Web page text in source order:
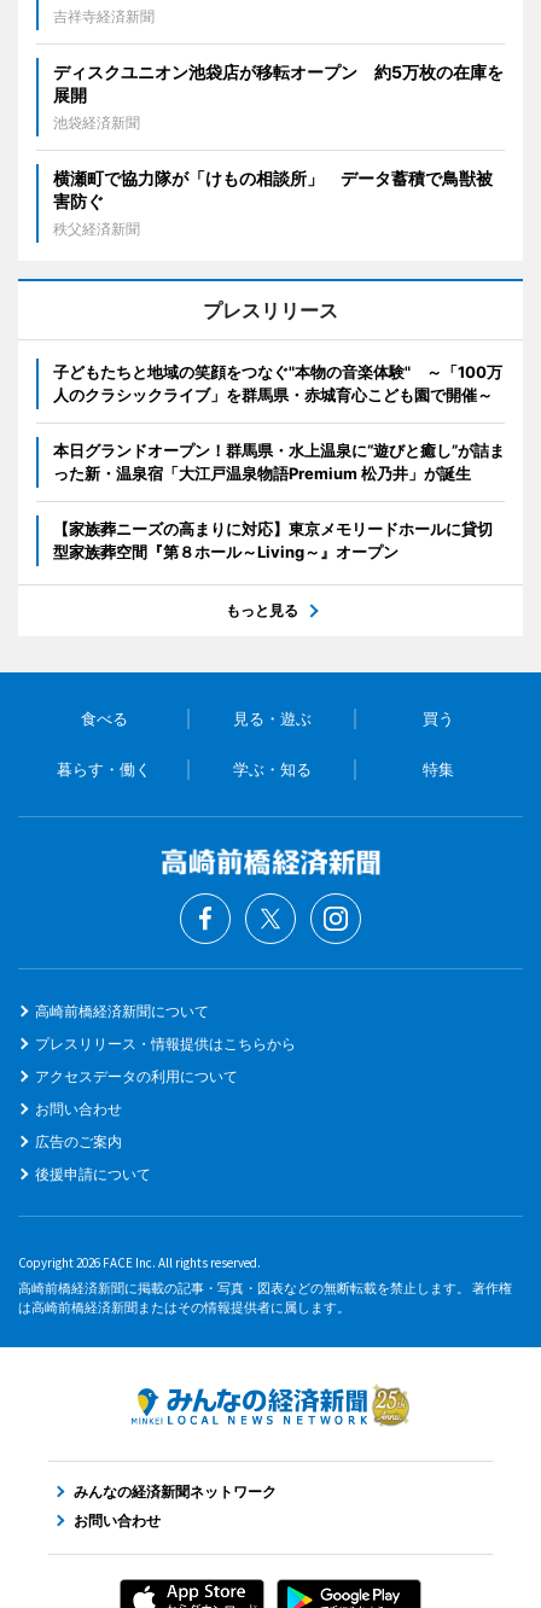
吉祥寺経済新聞
ディスクユニオン池袋店が移転オープン 約5万枚の在庫を
展開
池袋経済新聞
横瀬町で協力隊が「けもの相談所」 データ蓄積で鳥獣被
害防ぐ
秩父経済新聞
プレスリリース
子どもたちと地域の笑顔をつなぐ"本物の音楽体験" ～「100万
人のクラシックライブ」を群馬県・赤城育心こども園で開催～
本日グランドオープン！群馬県・水上温泉に“遊びと癒し”が詰ま
った新・温泉宿「大江戸温泉物語Premium 松乃井」が誕生
【家族葬ニーズの高まりに対応】東京メモリードホールに貸切
型家族葬空間『第８ホール～Living～』オープン
もっと見る
食べる 見る・遊ぶ 買う
暮らす・働く 学ぶ・知る 特集
高崎前橋経済新聞について
プレスリリース・情報提供はこちらから
アクセスデータの利用について
お問い合わせ
広告のご案内
後援申請について
Copyright 2026 FACE Inc. All rights reserved.
高崎前橋経済新聞に掲載の記事・写真・図表などの無断転載を禁止します。 著作権
は高崎前橋経済新聞またはその情報提供者に属します。
みんなの経済新聞ネットワーク
お問い合わせ